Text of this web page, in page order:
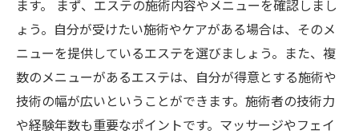
ます。 まず、エステの施術内容やメニューを確認しまし
ょう。自分が受けたい施術やケアがある場合は、そのメ
ニューを提供しているエステを選びましょう。また、複
数のメニューがあるエステは、自分が得意とする施術や
技術の幅が広いということができます。施術者の技術力
や経験年数も重要なポイントです。マッサージやフェイ